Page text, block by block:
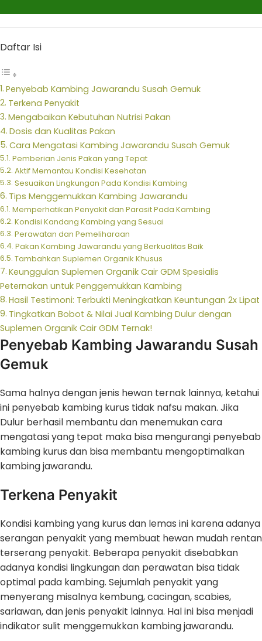
Daftar Isi
Penyebab Kambing Jawarandu Susah Gemuk
Terkena Penyakit
Mengabaikan Kebutuhan Nutrisi Pakan
Dosis dan Kualitas Pakan
Cara Mengatasi Kambing Jawarandu Susah Gemuk
Pemberian Jenis Pakan yang Tepat
Aktif Memantau Kondisi Kesehatan
Sesuaikan Lingkungan Pada Kondisi Kambing
Tips Menggemukkan Kambing Jawarandu
Memperhatikan Penyakit dan Parasit Pada Kambing
Kondisi Kandang Kambing yang Sesuai
Perawatan dan Pemeliharaan
Pakan Kambing Jawarandu yang Berkualitas Baik
Tambahkan Suplemen Organik Khusus
Keunggulan Suplemen Organik Cair GDM Spesialis
Peternakan untuk Penggemukkan Kambing
Hasil Testimoni: Terbukti Meningkatkan Keuntungan 2x Lipat
Tingkatkan Bobot & Nilai Jual Kambing Dulur dengan
Suplemen Organik Cair GDM Ternak!
Penyebab Kambing Jawarandu Susah
Gemuk
Sama halnya dengan jenis hewan ternak lainnya, ketahui
ini penyebab kambing kurus tidak nafsu makan. Jika
Dulur berhasil membantu dan menemukan cara
mengatasi yang tepat maka bisa mengurangi penyebab
kambing kurus dan bisa membantu mengoptimalkan
kambing jawarandu.
Terkena Penyakit
Kondisi kambing yang kurus dan lemas ini karena adanya
serangan penyakit yang membuat hewan mudah rentan
terserang penyakit. Beberapa penyakit disebabkan
adanya kondisi lingkungan dan perawatan bisa tidak
optimal pada kambing. Sejumlah penyakit yang
menyerang misalnya kembung, cacingan, scabies,
sariawan, dan jenis penyakit lainnya. Hal ini bisa menjadi
indikator sulit menggemukkan kambing jawarandu.